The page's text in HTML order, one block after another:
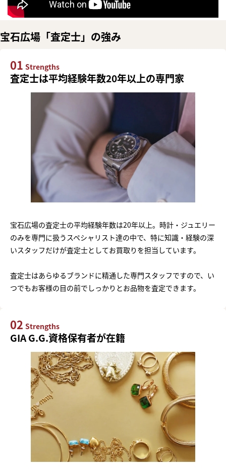
宝石広場「査定士」の強み
01 Strengths
査定士は平均経験年数20年以上の専門家
宝石広場の査定士の平均経験年数は20年以上。時計・ジュエリー
のみを専門に扱うスペシャリスト達の中で、特に知識・経験の深
いスタッフだけが査定士としてお買取りを担当しています。
査定士はあらゆるブランドに精通した専門スタッフですので、い
つでもお客様の目の前でしっかりとお品物を査定できます。
02 Strengths
GIA G.G.資格保有者が在籍